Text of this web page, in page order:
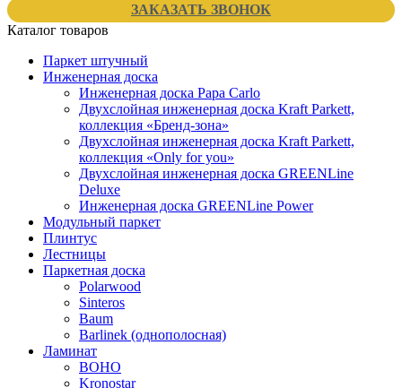
ЗАКАЗАТЬ ЗВОНОК
Каталог товаров
Паркет штучный
Инженерная доска
Инженерная доска Papa Carlo
Двухслойная инженерная доска Kraft Parkett,
коллекция «Бренд-зона»
Двухслойная инженерная доска Kraft Parkett,
коллекция «Only for you»
Двухслойная инженерная доска GREENLine
Deluxe
Инженерная доска GREENLine Power
Модульный паркет
Плинтус
Лестницы
Паркетная доска
Polarwood
Sinteros
Baum
Barlinek (однополосная)
Ламинат
BOHO
Kronostar